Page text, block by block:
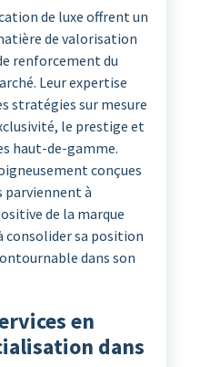
de luxe offrent un
de valorisation
renforcement du
Leur expertise
stratégies sur mesure
le prestige et
haut-de-gamme.
conçues
parviennent à
de la marque
consolider sa position
dans son
en
dans